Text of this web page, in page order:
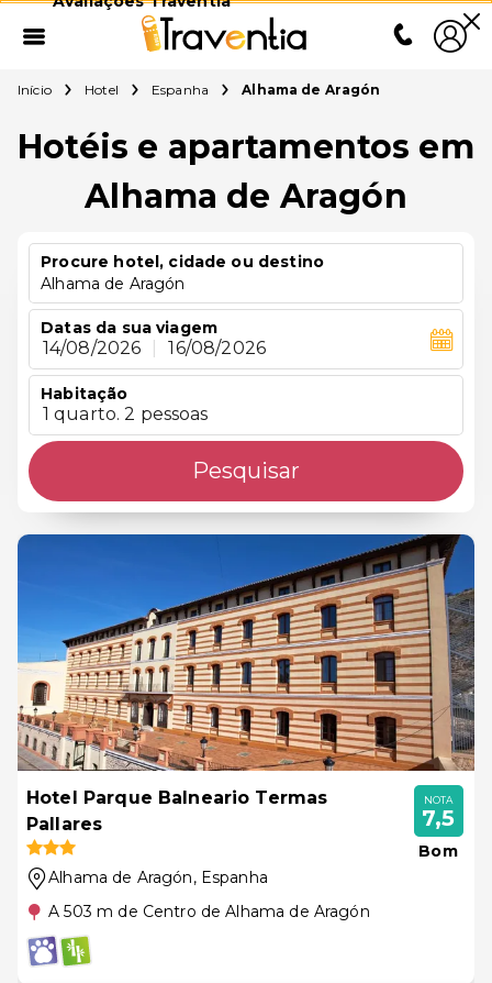
Início Hotel Espanha Alhama de Aragón
Hotéis e apartamentos em
Alhama de Aragón
Procure hotel, cidade ou destino
Alhama de Aragón
Datas da sua viagem
14/08/2026 16/08/2026
Habitação
1 quarto. 2 pessoas
Pesquisar
Hotel Parque Balneario Termas
Pallares
Alhama de Aragón, Espanha
A 503 m de Centro de Alhama de Aragón
NOTA
7,5
Bom